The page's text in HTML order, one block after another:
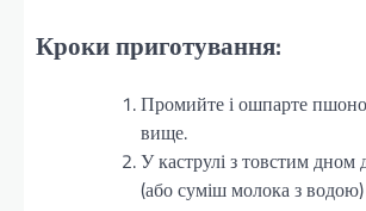
Кроки приготування:
Промийте і ошпарте
вище.
У каструлі з товстим дном
(або суміш молока з